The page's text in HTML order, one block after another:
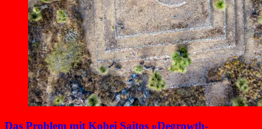
Das Problem mit Kohei Saitos »Degrowth-